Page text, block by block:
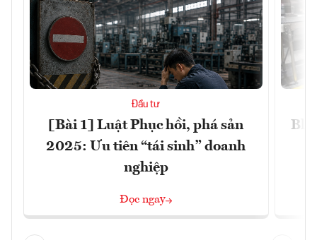
Đầu tư
[Bài 1] Luật Phục hồi, phá sản
2025: Ưu tiên “tái sinh” doanh
nghiệp
Đọc ngay